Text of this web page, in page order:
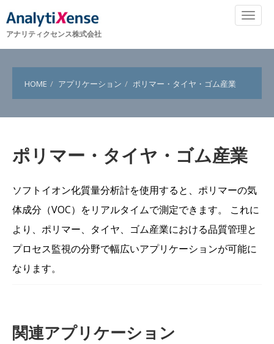
アナリティクセンス株式会社
HOME アプリケーション ポリマー・タイヤ・ゴム産業
ポリマー・タイヤ・ゴム産業
ソフトイオン化質量分析計を使用すると、ポリマーの気
体成分（VOC）をリアルタイムで測定できます。 これに
より、ポリマー、タイヤ、ゴム産業における品質管理と
プロセス監視の分野で幅広いアプリケーションが可能に
なります。
関連アプリケーション